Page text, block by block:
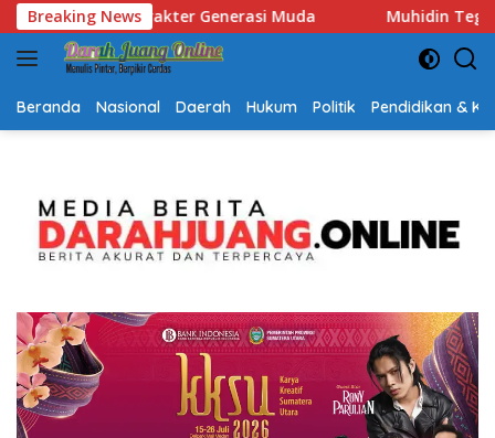
Langsung
ke
konten
Breaking News
Muhidin Tegaskan Penempatan Pejabat Kalsel
Beranda Nasional Daerah Hukum Politik Pendidikan &